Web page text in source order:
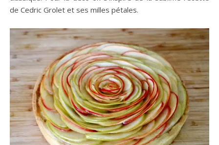
de Cedric Grolet et ses milles pétales.